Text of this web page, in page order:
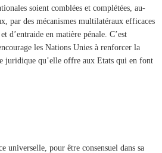
soient comblées et complétées, au-
par des mécanismes multilatéraux efficaces
d’entraide en matière pénale. C’est
les Nations Unies à renforcer la
juridique qu’elle offre aux Etats qui en font
universelle, pour être consensuel dans sa